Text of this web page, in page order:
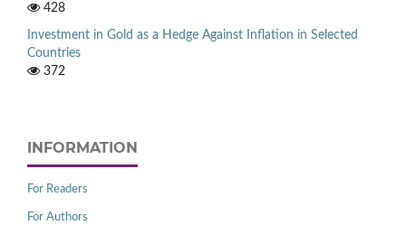
428
Investment in Gold as a Hedge Against Inflation in Selected
Countries
372
INFORMATION
For Readers
For Authors